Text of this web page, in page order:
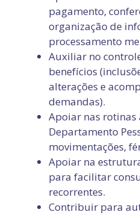
pagamento,
organização de
processamento
Auxiliar no
benefícios
alterações e
demandas).
Apoiar nas
Departamento
movimentações,
Apoiar na
para facilitar
recorrentes.
Contribuir para